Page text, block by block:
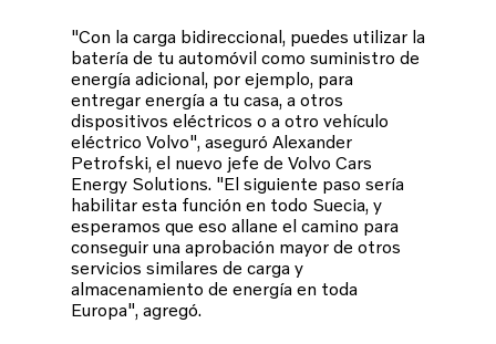
"Con la carga bidireccional, puedes utilizar la
batería de tu automóvil como suministro de
energía adicional, por ejemplo, para
entregar energía a tu casa, a otros
dispositivos eléctricos o a otro vehículo
eléctrico Volvo", aseguró Alexander
Petrofski, el nuevo jefe de Volvo Cars
Energy Solutions. "El siguiente paso sería
habilitar esta función en todo Suecia, y
esperamos que eso allane el camino para
conseguir una aprobación mayor de otros
servicios similares de carga y
almacenamiento de energía en toda
Europa", agregó.